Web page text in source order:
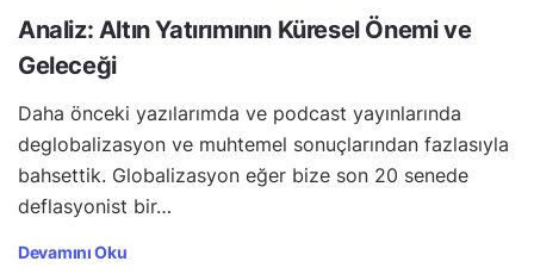
Analiz: Altın Yatırımının Küresel Önemi ve
Geleceği
Daha önceki yazılarımda ve podcast yayınlarında
deglobalizasyon ve muhtemel sonuçlarından fazlasıyla
bahsettik. Globalizasyon eğer bize son 20 senede
deflasyonist bir…
Devamını Oku